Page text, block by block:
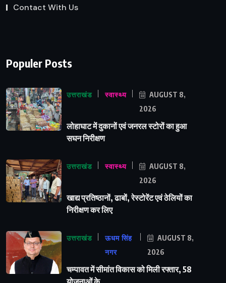
Contact With Us
Populer Posts
उत्तराखंड स्वास्थ्य
AUGUST 8,
2026
लोहाघाट में दुकानों एवं जनरल स्टोरों का हुआ
सघन निरीक्षण
उत्तराखंड स्वास्थ्य
AUGUST 8,
2026
खाद्य प्रतिष्ठानों, ढाबों, रेस्टोरेंट एवं ठेलियों का
निरीक्षण कर लिए
उत्तराखंड
ऊधम सिंह
नगर
AUGUST 8,
2026
चम्पावत में सीमांत विकास को मिली रफ्तार, 58